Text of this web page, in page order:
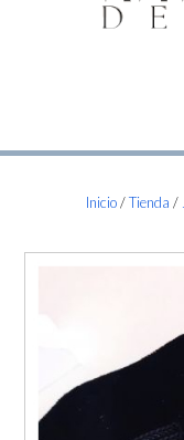
Inicio/Tienda /